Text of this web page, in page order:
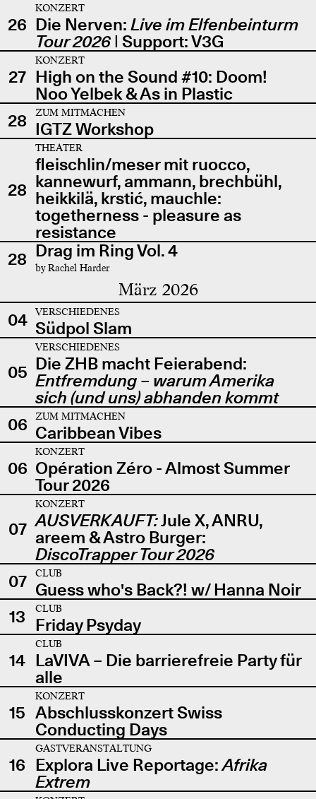
26
KONZERT
Die Nerven: Live im Elfenbeinturm
Tour 2026| Support: V3G
27
KONZERT
High on the Sound #10: Doom!
Noo Yelbek & As in Plastic
28
ZUM MITMACHEN
IGTZ Workshop
28
THEATER
fleischlin/meser mit ruocco,
kannewurf, ammann, brechbühl,
heikkilä, krstić, mauchle:
togetherness - pleasure as
resistance
28 Drag im Ring Vol. 4
by Rachel Harder
März 2026
04 VERSCHIEDENES
Südpol Slam
05
VERSCHIEDENES
Die ZHB macht Feierabend:
Entfremdung – warum Amerika
sich (und uns) abhanden kommt
06
ZUM MITMACHEN
Caribbean Vibes
06
KONZERT
Opération Zéro - Almost Summer
Tour 2026
07
KONZERT
AUSVERKAUFT:Jule X, ANRU,
areem & Astro Burger:
DiscoTrapper Tour 2026
07
CLUB
Guess who's Back?! w/ Hanna Noir
13
CLUB
Friday Psyday
14
CLUB
LaVIVA – Die barrierefreie Party für
alle
15
KONZERT
Abschlusskonzert Swiss
Conducting Days
16
GASTVERANSTALTUNG
Explora Live Reportage:Afrika
Extrem